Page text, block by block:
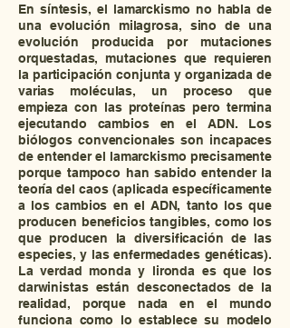
En síntesis, el lamarckismo no habla de
una evolución milagrosa, sino de una
evolución producida por mutaciones
orquestadas, mutaciones que requieren
la participación conjunta y organizada de
varias moléculas, un proceso que
empieza con las proteínas pero termina
ejecutando cambios en el ADN. Los
biólogos convencionales son incapaces
de entender el lamarckismo precisamente
porque tampoco han sabido entender la
teoría del caos (aplicada específicamente
a los cambios en el ADN, tanto los que
producen beneficios tangibles, como los
que producen la diversificación de las
especies, y las enfermedades genéticas).
La verdad monda y lironda es que los
darwinistas están desconectados de la
realidad, porque nada en el mundo
funciona como lo establece su modelo